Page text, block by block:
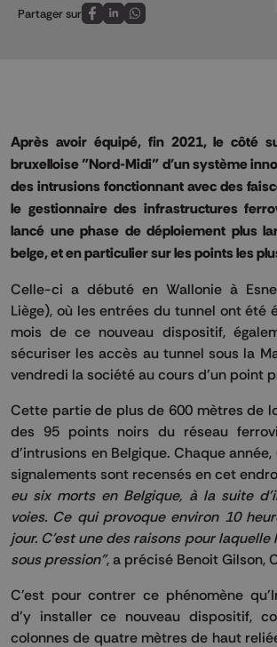
Partager sur
Partagez sur FaceBook
Partagez sur LinkedIn
Partagez sur Whatsapp
Après avoir équipé, fin 2021, le côté
bruxelloise "Nord-Midi" d'un système
des intrusions fonctionnant avec des
le gestionnaire des infrastructures
lancé une phase de déploiement plus
belge, et en particulier sur les points les
Celle-ci a débuté en Wallonie à
Liège), où les entrées du tunnel ont été
mois de ce nouveau dispositif,
sécuriser les accès au tunnel sous la
vendredi la société au cours d'un point
Cette partie de plus de 600 mètres de
des 95 points noirs du réseau
d'intrusions en Belgique. Chaque
signalements sont recensés en cet
eu six morts en Belgique, à la suite
voies. Ce qui provoque environ 10
jour. C'est une des raisons pour
sous pression", a précisé Benoit Gilson,
C'est pour contrer ce phénomène
d'y installer ce nouveau dispositif,
colonnes de quatre mètres de haut